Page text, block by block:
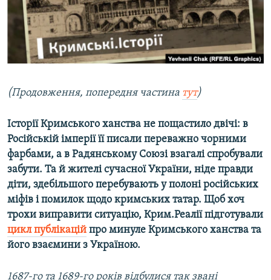
ВІДЕОУРОКИ «ELIFBE»
СВІДЧЕННЯ ОКУПАЦІЇ
УКРАЇНСЬКА ПРОБЛЕМА КРИМУ
Русский
Qırımtatar
Усі сайти RFE/RL
(Продовження, попередня частина тут)
Історії Кримського ханства не пощастило двічі: в
Російській імперії її писали переважно чорними
фарбами, а в Радянському Союзі взагалі спробували
забути. Та й жителі сучасної України, ніде правди
діти, здебільшого перебувають у полоні російських
міфів і помилок щодо кримських татар. Щоб хоч
трохи виправити ситуацію, Крим.Реалії підготували
цикл публікацій про минуле Кримського ханства та
його взаємини з Україною.
1687-го та 1689-го років відбулися так звані